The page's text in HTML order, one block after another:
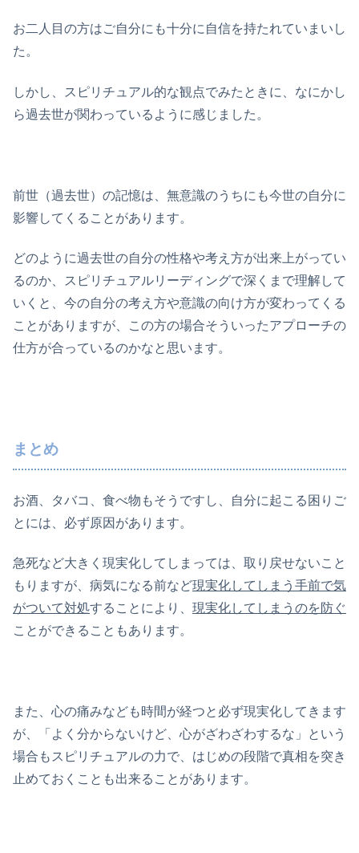
お二人目の方はご自分にも十分に自信を持たれていまいし
た。
しかし、スピリチュアル的な観点でみたときに、なにかし
ら過去世が関わっているように感じました。
前世（過去世）の記憶は、無意識のうちにも今世の自分に
影響してくることがあります。
どのように過去世の自分の性格や考え方が出来上がってい
るのか、スピリチュアルリーディングで深くまで理解して
いくと、今の自分の考え方や意識の向け方が変わってくる
ことがありますが、この方の場合そういったアプローチの
仕方が合っているのかなと思います。
まとめ
お酒、タバコ、食べ物もそうですし、自分に起こる困りご
とには、必ず原因があります。
急死など大きく現実化してしまっては、取り戻せないこと
もりますが、病気になる前など現実化してしまう手前で気
がついて対処することにより、 現実化してしまうのを防ぐ
ことができることもあります。
また、心の痛みなども時間が経つと必ず現実化してきます
が、「よく分からないけど、心がざわざわするな」という
場合もスピリチュアルの力で、はじめの段階で真相を突き
止めておくことも出来ることがあります。